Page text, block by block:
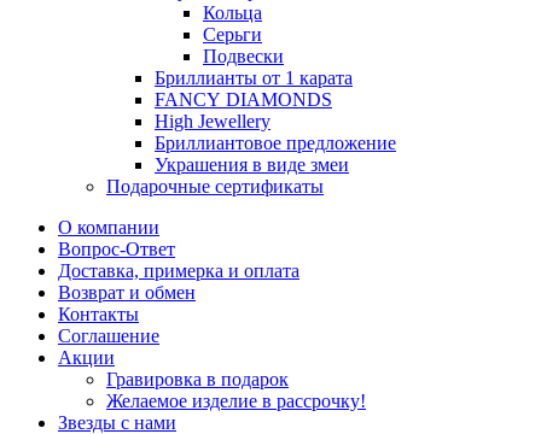
Кольца
Серьги
Подвески
Бриллианты от 1 карата
FANCY DIAMONDS
High Jewellery
Бриллиантовое предложение
Украшения в виде змеи
Подарочные сертификаты
О компании
Вопрос-Ответ
Доставка, примерка и оплата
Возврат и обмен
Контакты
Соглашение
Акции
Гравировка в подарок
Желаемое изделие в рассрочку!
Звезды с нами